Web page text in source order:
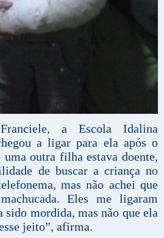
a Escola Idalina
a ligar para ela após o
outra filha estava doente,
de buscar a criança no
mas não achei que
Eles me ligaram
sido mordida, mas não que ela
jeito”, afirma.